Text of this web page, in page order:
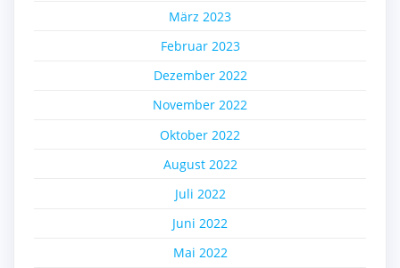
März 2023
Februar 2023
Dezember 2022
November 2022
Oktober 2022
August 2022
Juli 2022
Juni 2022
Mai 2022